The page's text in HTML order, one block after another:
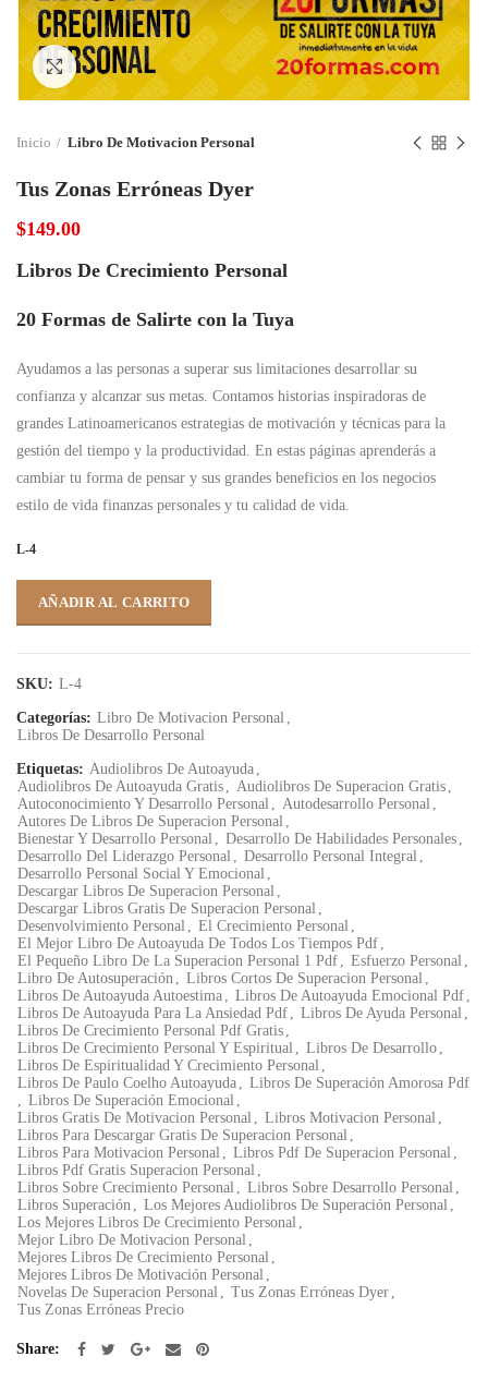
Click to enlarge
Inicio Libro De Motivacion Personal
Tus Zonas Erróneas Dyer
$149.00
Libros De Crecimiento Personal
20 Formas de Salirte con la Tuya
Ayudamos a las personas a superar sus limitaciones desarrollar su
confianza y alcanzar sus metas. Contamos historias inspiradoras de
grandes Latinoamericanos estrategias de motivación y técnicas para la
gestión del tiempo y la productividad. En estas páginas aprenderás a
cambiar tu forma de pensar y sus grandes beneficios en los negocios
estilo de vida finanzas personales y tu calidad de vida.
L-4
AÑADIR AL CARRITO
SKU: L-4
Categorías: Libro De Motivacion Personal ,
Libros De Desarrollo Personal
Etiquetas: Audiolibros De Autoayuda ,
Audiolibros De Autoayuda Gratis , Audiolibros De Superacion Gratis ,
Autoconocimiento Y Desarrollo Personal , Autodesarrollo Personal ,
Autores De Libros De Superacion Personal ,
Bienestar Y Desarrollo Personal , Desarrollo De Habilidades Personales ,
Desarrollo Del Liderazgo Personal , Desarrollo Personal Integral ,
Desarrollo Personal Social Y Emocional ,
Descargar Libros De Superacion Personal ,
Descargar Libros Gratis De Superacion Personal ,
Desenvolvimiento Personal , El Crecimiento Personal ,
El Mejor Libro De Autoayuda De Todos Los Tiempos Pdf ,
El Pequeño Libro De La Superacion Personal 1 Pdf , Esfuerzo Personal ,
Libro De Autosuperación , Libros Cortos De Superacion Personal ,
Libros De Autoayuda Autoestima , Libros De Autoayuda Emocional Pdf ,
Libros De Autoayuda Para La Ansiedad Pdf , Libros De Ayuda Personal ,
Libros De Crecimiento Personal Pdf Gratis ,
Libros De Crecimiento Personal Y Espiritual , Libros De Desarrollo ,
Libros De Espiritualidad Y Crecimiento Personal ,
Libros De Paulo Coelho Autoayuda , Libros De Superación Amorosa Pdf
, Libros De Superación Emocional ,
Libros Gratis De Motivacion Personal , Libros Motivacion Personal ,
Libros Para Descargar Gratis De Superacion Personal ,
Libros Para Motivacion Personal , Libros Pdf De Superacion Personal ,
Libros Pdf Gratis Superacion Personal ,
Libros Sobre Crecimiento Personal , Libros Sobre Desarrollo Personal ,
Libros Superación , Los Mejores Audiolibros De Superación Personal ,
Los Mejores Libros De Crecimiento Personal ,
Mejor Libro De Motivacion Personal ,
Mejores Libros De Crecimiento Personal ,
Mejores Libros De Motivación Personal ,
Novelas De Superacion Personal , Tus Zonas Erróneas Dyer ,
Tus Zonas Erróneas Precio
Share